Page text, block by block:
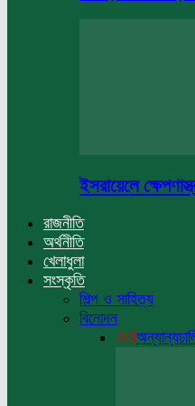
ইসরায়েলে
রাজনীতি
অর্থনীতি
খেলাধুলা
সংস্কৃতি
শিল্প ও সাহিত্য
বিনোদন
Allঅন্যান্য